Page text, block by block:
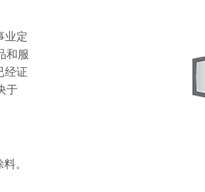
业定
和服
经证
于
。